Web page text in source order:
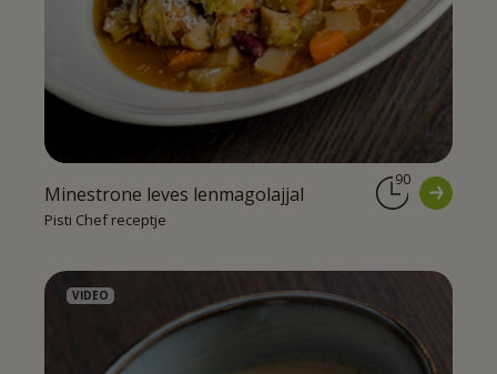
Minestrone leves lenmagolajjal
Pisti Chef receptje
90
VIDEO